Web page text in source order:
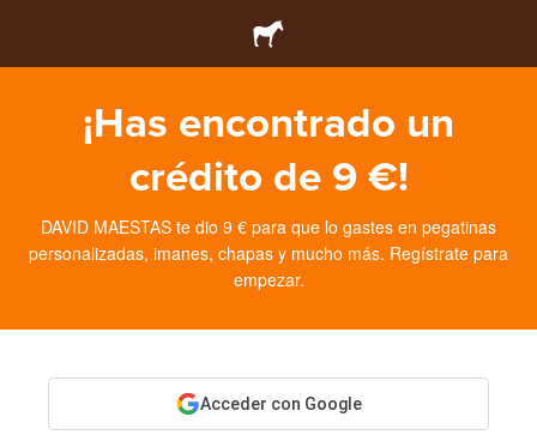
¡Has encontrado un
crédito de 9 €!
DAVID MAESTAS te dio 9 € para que lo gastes en pegatinas
personalizadas, imanes, chapas y mucho más. Regístrate para
empezar.
Acceder con Google